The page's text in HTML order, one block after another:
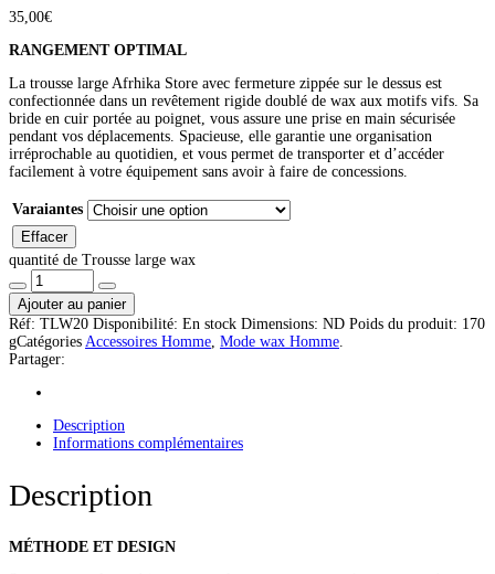
35,00€
RANGEMENT OPTIMAL
La trousse large Afrhika Store avec fermeture zippée sur le dessus est
confectionnée dans un revêtement rigide doublé de wax aux motifs vifs. Sa
bride en cuir portée au poignet, vous assure une prise en main sécurisée
pendant vos déplacements. Spacieuse, elle garantie une organisation
irréprochable au quotidien, et vous permet de transporter et d’accéder
facilement à votre équipement sans avoir à faire de concessions.
Varaiantes
Effacer
quantité de Trousse large wax
Ajouter au panier
Réf: TLW20 Disponibilité: En stock Dimensions: ND Poids du produit: 170
gCatégories Accessoires Homme Mode wax Homme
Partager:
Description
Informations complémentaires
Description
MÉTHODE ET DESIGN